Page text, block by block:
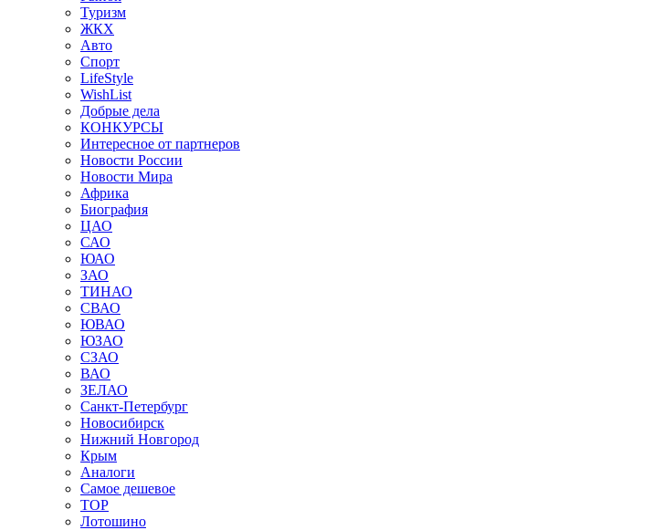
Туризм
ЖКХ
Авто
Спорт
LifeStyle
WishList
Добрые дела
КОНКУРСЫ
Интересное от партнеров
Новости России
Новости Мира
Африка
Биография
ЦАО
САО
ЮАО
ЗАО
ТИНАО
СВАО
ЮВАО
ЮЗАО
СЗАО
ВАО
ЗЕЛАО
Санкт-Петербург
Новосибирск
Нижний Новгород
Крым
Аналоги
Самое дешевое
TOP
Лотошино